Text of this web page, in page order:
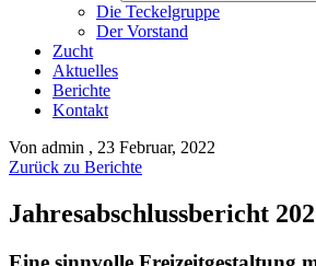
Die Teckelgruppe
Der Vorstand
Zucht
Aktuelles
Berichte
Kontakt
Von admin , 23 Februar, 2022
Zurück zu Berichte
Jahresabschlussbericht